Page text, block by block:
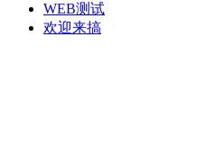
WEB测试
欢迎来搞